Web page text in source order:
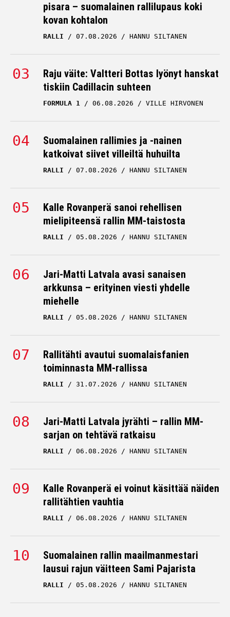
pisara – suomalainen rallilupaus koki
kovan kohtalon
RALLI 07.08.2026 HANNU SILTANEN
Raju väite: Valtteri Bottas lyönyt hanskat
tiskiin Cadillacin suhteen
FORMULA 1 06.08.2026 VILLE HIRVONEN
Suomalainen rallimies ja -nainen
katkoivat siivet villeiltä huhuilta
RALLI 07.08.2026 HANNU SILTANEN
Kalle Rovanperä sanoi rehellisen
mielipiteensä rallin MM-taistosta
RALLI 05.08.2026 HANNU SILTANEN
Jari-Matti Latvala avasi sanaisen
arkkunsa – erityinen viesti yhdelle
miehelle
RALLI 05.08.2026 HANNU SILTANEN
Rallitähti avautui suomalaisfanien
toiminnasta MM-rallissa
RALLI 31.07.2026 HANNU SILTANEN
Jari-Matti Latvala jyrähti – rallin MM-
sarjan on tehtävä ratkaisu
RALLI 06.08.2026 HANNU SILTANEN
Kalle Rovanperä ei voinut käsittää näiden
rallitähtien vauhtia
RALLI 06.08.2026 HANNU SILTANEN
Suomalainen rallin maailmanmestari
lausui rajun väitteen Sami Pajarista
RALLI 05.08.2026 HANNU SILTANEN